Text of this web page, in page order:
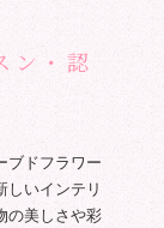
ン・認
ブドフラワー
しいインテリ
の美しさや彩